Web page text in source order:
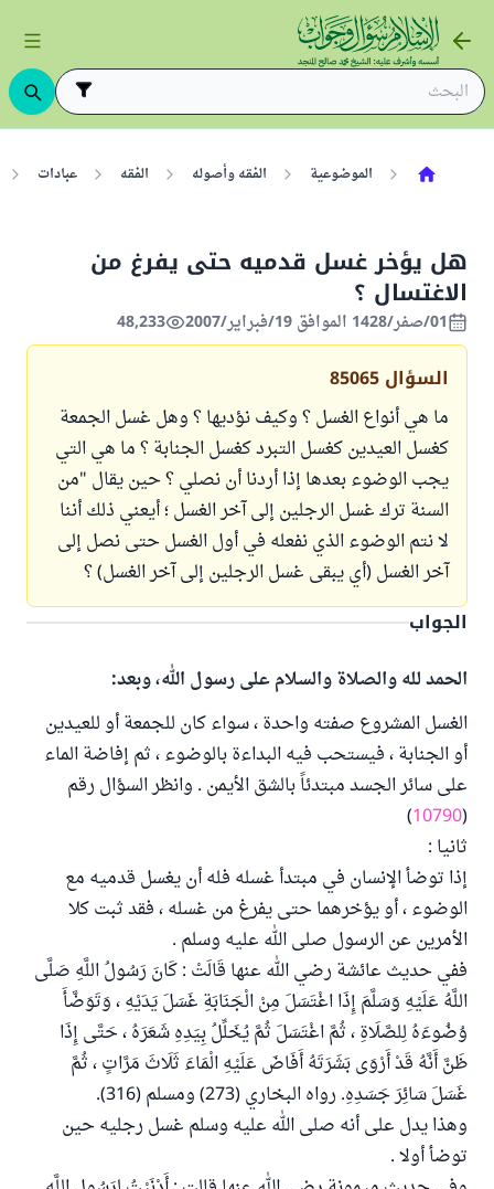
الموضوعية الفقه وأصوله الفقه عبادات
هل يؤخر غسل قدميه حتى يفرغ من
الاغتسال ؟
01/صفر/1428 الموافق 19/فبراير/2007 48,233
السؤال 85065
ما هي أنواع الغسل ؟ وكيف نؤديها ؟ وهل غسل الجمعة
كغسل العيدين كغسل التبرد كغسل الجنابة ؟ ما هي التي
يجب الوضوء بعدها إذا أردنا أن نصلي ؟ حين يقال "من
السنة ترك غسل الرجلين إلى آخر الغسل ؛ أيعني ذلك أننا
لا نتم الوضوء الذي نفعله في أول الغسل حتى نصل إلى
آخر الغسل (أي يبقى غسل الرجلين إلى آخر الغسل) ؟
الجواب
الحمد لله والصلاة والسلام على رسول الله، وبعد:
الغسل المشروع صفته واحدة ، سواء كان للجمعة أو للعيدين
أو الجنابة ، فيستحب فيه البداءة بالوضوء ، ثم إفاضة الماء
على سائر الجسد مبتدئاً بالشق الأيمن . وانظر السؤال رقم
(
10790
)
ثانيا :
إذا توضأ الإنسان في مبتدأ غسله فله أن يغسل قدميه مع
الوضوء ، أو يؤخرهما حتى يفرغ من غسله ، فقد ثبت كلا
الأمرين عن الرسول صلى الله عليه وسلم .
ففي حديث عائشة رضي الله عنها قَالَتْ : كَانَ رَسُولُ اللَّهِ صَلَّى
اللَّهُ عَلَيْهِ وَسَلَّمَ إِذَا اغْتَسَلَ مِنْ الْجَنَابَةِ غَسَلَ يَدَيْهِ ، وَتَوَضَّأَ
وُضُوءَهُ لِلصَّلَاةِ ، ثُمَّ اغْتَسَلَ ثُمَّ يُخَلِّلُ بِيَدِهِ شَعَرَهُ ، حَتَّى إِذَا
ظَنَّ أَنَّهُ قَدْ أَرْوَى بَشَرَتَهُ أَفَاضَ عَلَيْهِ الْمَاءَ ثَلَاثَ مَرَّاتٍ ، ثُمَّ
غَسَلَ سَائِرَ جَسَدِهِ. رواه البخاري (273) ومسلم (316).
وهذا يدل على أنه صلى الله عليه وسلم غسل رجليه حين
توضأ أولا .